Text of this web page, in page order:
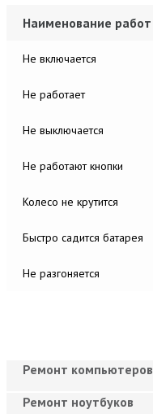
Наименование работ
Не включается
Не работает
Не выключается
Не работают кнопки
Колесо не крутится
Быстро садится батарея
Не разгоняется
Ремонт компьютеров
Ремонт ноутбуков